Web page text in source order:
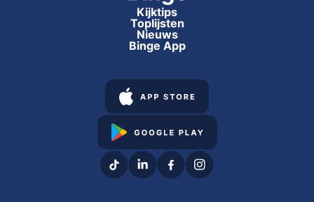
Kijktips
Toplijsten
Nieuws
Binge App